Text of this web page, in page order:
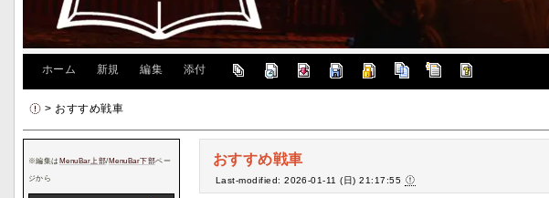
ホーム 新規 編集 添付
> おすすめ戦車
おすすめ戦車
Last-modified: 2026-01-11 (日) 21:17:55
※編集は MenuBar上部/ MenuBar下部ペー
ジから